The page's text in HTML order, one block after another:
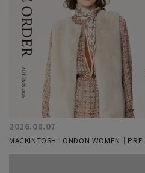
2026.08.07
MACKINTOSH LONDON WOMEN｜